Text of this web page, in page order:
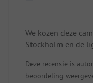
We kozen deze
Stockholm en de
verblijven
gebruiken als
Deze recensie is
beoordeling